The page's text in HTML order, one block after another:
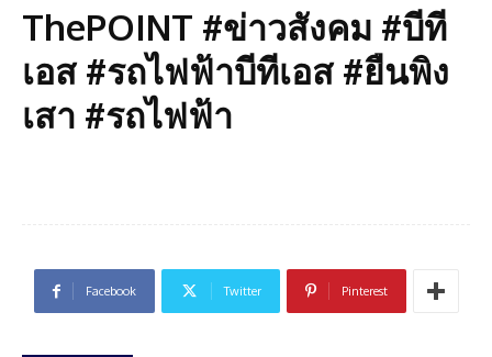
ThePOINT #ข่าวสังคม #บีที
เอส #รถไฟฟ้าบีทีเอส #ยืนพิง
เสา #รถไฟฟ้า
Facebook Twitter Pinterest